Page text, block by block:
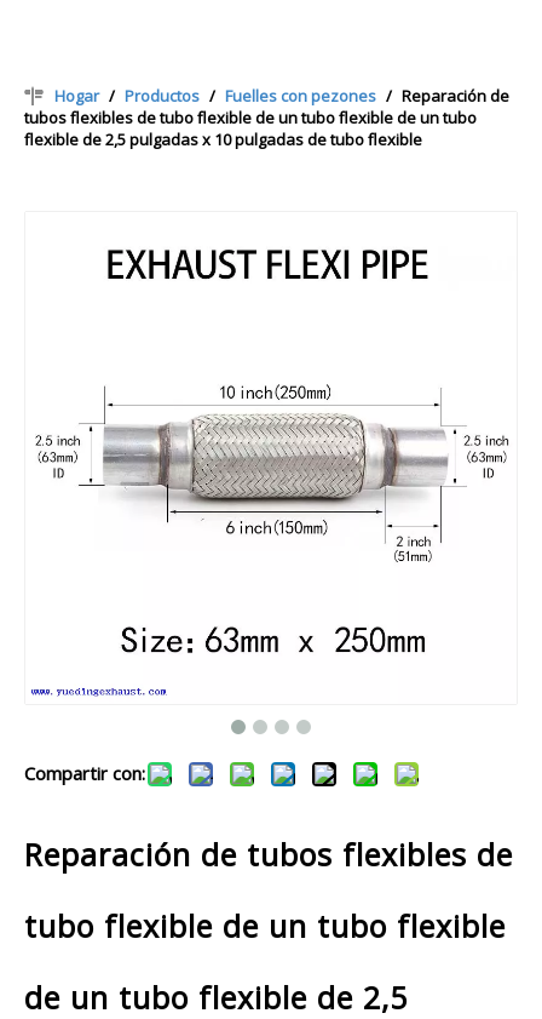
Hogar / Productos / Fuelles con pezones / Reparación de
tubos flexibles de tubo flexible de un tubo flexible de un tubo
flexible de 2,5 pulgadas x 10 pulgadas de tubo flexible
Compartir con:
Reparación de tubos flexibles de
tubo flexible de un tubo flexible
de un tubo flexible de 2,5